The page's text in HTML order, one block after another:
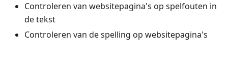
Controleren van websitepagina's op spelfouten in
de tekst
Controleren van de spelling op websitepagina's